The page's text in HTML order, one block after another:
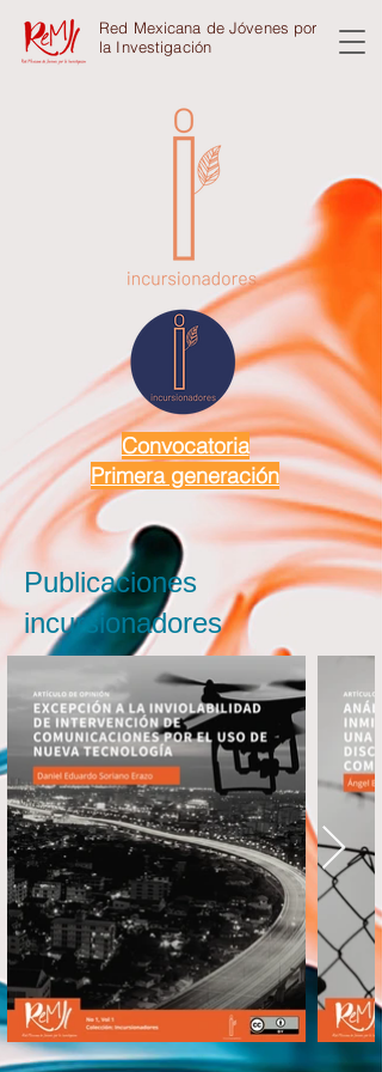
Red Mexicana de Jóvenes por
la Investigación
Convocatoria
Primera generación
Publicaciones
incursionadores